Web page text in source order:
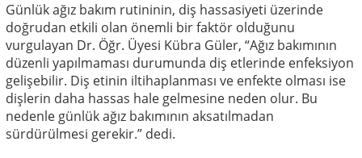
Günlük ağız bakım rutininin, diş hassasiyeti üzerinde
doğrudan etkili olan önemli bir faktör olduğunu
vurgulayan Dr. Öğr. Üyesi Kübra Güler, “Ağız bakımının
düzenli yapılmaması durumunda diş etlerinde enfeksiyon
gelişebilir. Diş etinin iltihaplanması ve enfekte olması ise
dişlerin daha hassas hale gelmesine neden olur. Bu
nedenle günlük ağız bakımının aksatılmadan
sürdürülmesi gerekir.” dedi.